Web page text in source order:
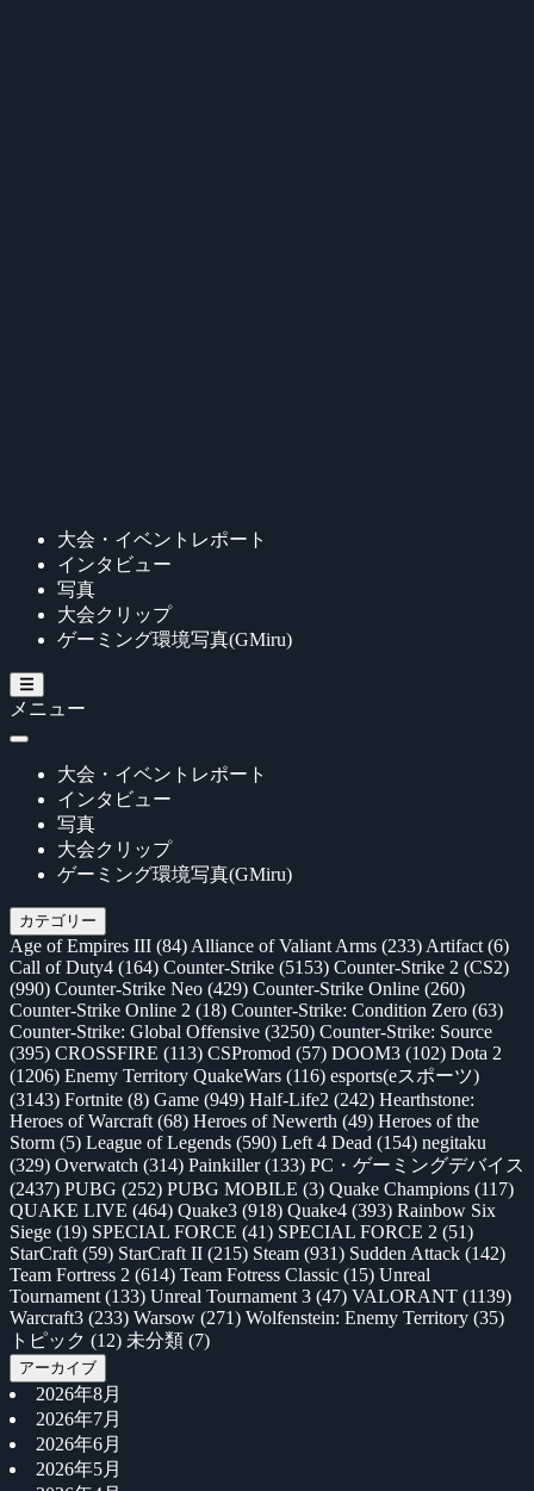
大会・イベントレポート
インタビュー
写真
大会クリップ
ゲーミング環境写真(GMiru)
メニュー
大会・イベントレポート
インタビュー
写真
大会クリップ
ゲーミング環境写真(GMiru)
カテゴリー
Age of Empires III (84) Alliance of Valiant Arms (233) Artifact (6)
Call of Duty4 (164) Counter-Strike (5153) Counter-Strike 2 (CS2)
(990) Counter-Strike Neo (429) Counter-Strike Online (260)
Counter-Strike Online 2 (18) Counter-Strike: Condition Zero (63)
Counter-Strike: Global Offensive (3250) Counter-Strike: Source
(395) CROSSFIRE (113) CSPromod (57) DOOM3 (102) Dota 2
(1206) Enemy Territory QuakeWars (116) esports(eスポーツ)
(3143) Fortnite (8) Game (949) Half-Life2 (242) Hearthstone:
Heroes of Warcraft (68) Heroes of Newerth (49) Heroes of the
Storm (5) League of Legends (590) Left 4 Dead (154) negitaku
(329) Overwatch (314) Painkiller(133) PC・ゲーミングデバイス
(2437) PUBG (252) PUBG MOBILE (3) Quake Champions (117)
QUAKE LIVE (464) Quake3 (918) Quake4 (393) Rainbow Six
Siege (19) SPECIAL FORCE (41) SPECIAL FORCE 2 (51)
StarCraft (59) StarCraft II (215) Steam (931) Sudden Attack (142)
Team Fortress 2 (614) Team Fotress Classic (15) Unreal
Tournament (133) Unreal Tournament 3 (47) VALORANT (1139)
Warcraft3 (233) Warsow (271) Wolfenstein: Enemy Territory (35)
トピック (12) 未分類 (7)
アーカイブ
2026年8月
2026年7月
2026年6月
2026年5月